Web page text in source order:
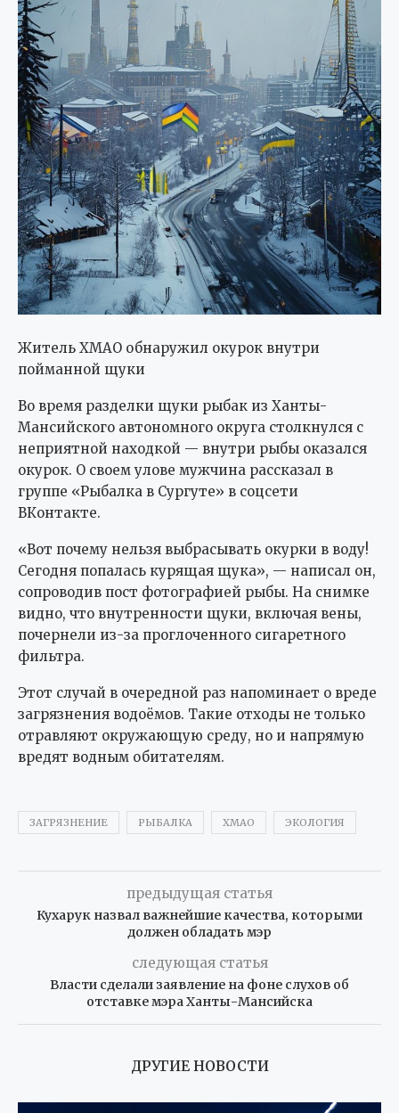
Житель ХМАО обнаружил окурок внутри
пойманной щуки
Во время разделки щуки рыбак из Ханты-
Мансийского автономного округа столкнулся с
неприятной находкой — внутри рыбы оказался
окурок. О своем улове мужчина рассказал в
группе «Рыбалка в Сургуте» в соцсети
ВКонтакте.
«Вот почему нельзя выбрасывать окурки в воду!
Сегодня попалась курящая щука», — написал он,
сопроводив пост фотографией рыбы. На снимке
видно, что внутренности щуки, включая вены,
почернели из-за проглоченного сигаретного
фильтра.
Этот случай в очередной раз напоминает о вреде
загрязнения водоёмов. Такие отходы не только
отравляют окружающую среду, но и напрямую
вредят водным обитателям.
ЗАГРЯЗНЕНИЕ РЫБАЛКА ХМАО ЭКОЛОГИЯ
предыдущая статья
Кухарук назвал важнейшие качества, которыми
должен обладать мэр
следующая статья
Власти сделали заявление на фоне слухов об
отставке мэра Ханты-Мансийска
ДРУГИЕ НОВОСТИ